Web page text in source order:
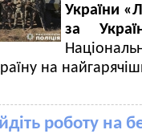
України
за
на
роботу на